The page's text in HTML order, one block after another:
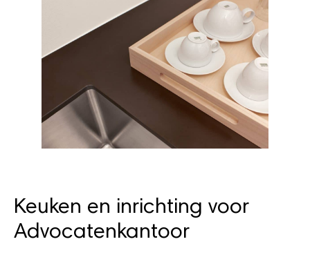
Keuken en inrichting voor
Advocatenkantoor